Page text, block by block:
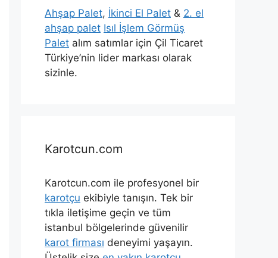
Ahşap Palet, İkinci El Palet & 2. el
ahşap palet Isıl İşlem Görmüş
Palet alım satımlar için Çil Ticaret
Türkiye’nin lider markası olarak
sizinle.
Karotcun.com
Karotcun.com ile profesyonel bir
karotçu ekibiyle tanışın. Tek bir
tıkla iletişime geçin ve tüm
istanbul bölgelerinde güvenilir
karot firması deneyimi yaşayın.